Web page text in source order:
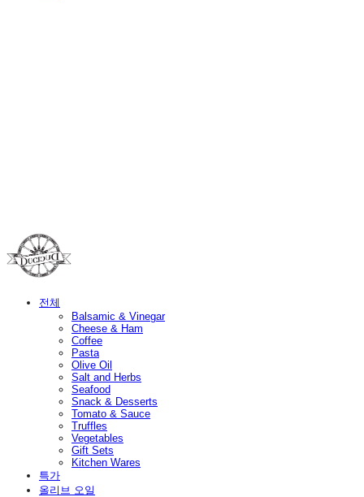
전체
Balsamic & Vinegar
Cheese & Ham
Coffee
Pasta
Olive Oil
Salt and Herbs
Seafood
Snack & Desserts
Tomato & Sauce
Truffles
Vegetables
Gift Sets
Kitchen Wares
특가
올리브 오일